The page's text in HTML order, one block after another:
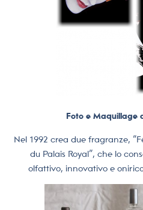
Foto e Maquillage
Nel 1992 crea due fragranze,
du Palais Royal”, che lo
olfattivo, innovativo e